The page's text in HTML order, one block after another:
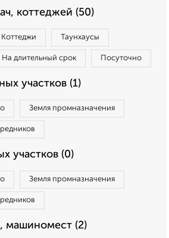
коттеджей (50)
Коттеджи Таунхаусы
На длительный срок Посуточно
участков (1)
Земля промназначения
участков (0)
Земля промназначения
машиномест (2)